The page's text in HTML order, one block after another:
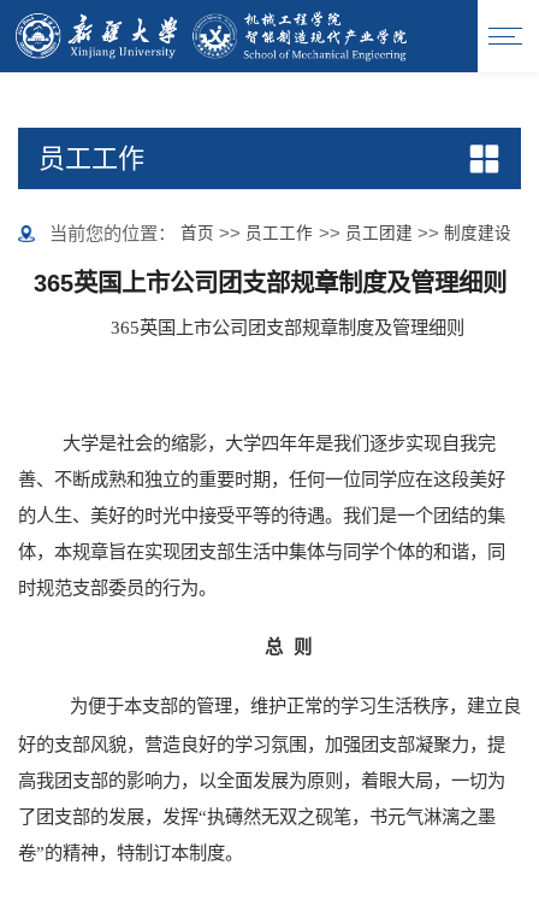
365英国上市(集团)有限公司-Official website
员工工作
当前您的位置： 首页 >> 员工工作 >> 员工团建 >> 制度建设
365英国上市公司团支部规章制度及管理细则
365英国上市公司团支部规章制度及管理细则
大学是社会的缩影，大学四年年是我们逐步实现自我完
善、不断成熟和独立的重要时期，任何一位同学应在这段美好
的人生、美好的时光中接受平等的待遇。我们是一个团结的集
体，本规章旨在实现团支部生活中集体与同学个体的和谐，同
时规范支部委员的行为。
总 则
为便于本支部的管理，维护正常的学习生活秩序，建立良
好的支部风貌，营造良好的学习氛围，加强团支部凝聚力，提
高我团支部的影响力，以全面发展为原则，着眼大局，一切为
了团支部的发展，发挥“执礡然无双之砚笔，书元气淋漓之墨
卷”的精神，特制订本制度。